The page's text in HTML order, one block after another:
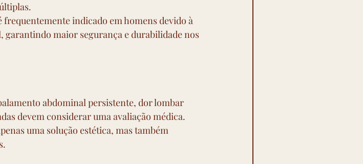
indicado em homens devido à
garantindo maior segurança e durabilidade nos
abdominal persistente, dor lombar
devem considerar uma avaliação médica.
uma solução estética, mas também